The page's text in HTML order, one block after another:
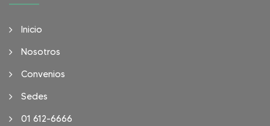
Inicio
Nosotros
Convenios
Sedes
01 612-6666